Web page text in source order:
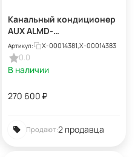
Канальный кондиционер
AUX ALMD-
H60/5DR2A_Y25 + AL-
H60/5DR2A(U)_Y25
Артикул: X-00014381,X-00014383
0.0
В наличии
270 600 ₽
Продают:2 продавца